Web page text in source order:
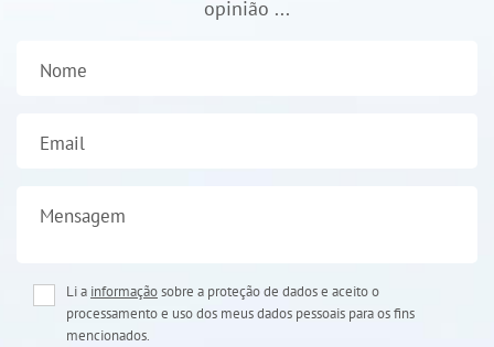
opinião ...
Nome
Email
Mensagem
Li a informaçãosobre a proteção de dados e aceito o
processamento e uso dos meus dados pessoais para os fins
mencionados.